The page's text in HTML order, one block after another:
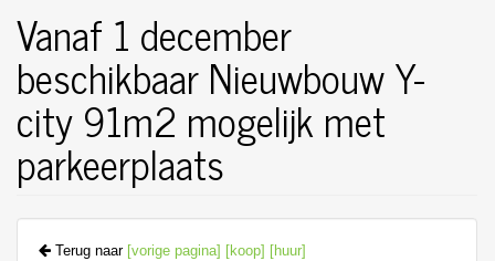
Vanaf 1 december
beschikbaar Nieuwbouw Y-
city 91m2 mogelijk met
parkeerplaats
Terug naar [vorige pagina] [koop] [huur]